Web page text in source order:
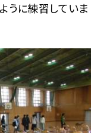
うに練習していま